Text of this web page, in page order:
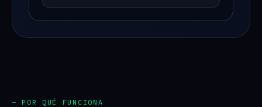
— POR QUÉ FUNCIONA